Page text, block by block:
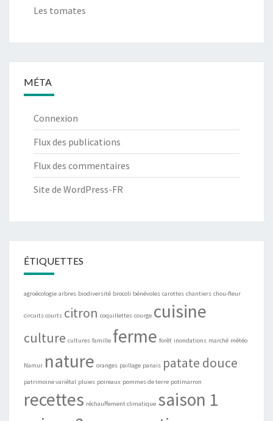
Les tomates
MÉTA
Connexion
Flux des publications
Flux des commentaires
Site de WordPress-FR
ÉTIQUETTES
agroécologie arbres biodiversité brocoli bénévoles carottes chantiers chou-fleur
circuits courts citron coquillettes courge cuisine
culture cultures famille ferme forêt inondations marché météo
Namur nature oranges paillage panais patate douce
patrimoine variétal pluies poireaux pommes de terre potimarron
recettes réchauffement climatique saison 1